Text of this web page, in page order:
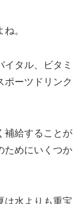
。
タル、ビタミ
ポーツドリンク
補給することが
ためにいくつか
は水よりも重宝